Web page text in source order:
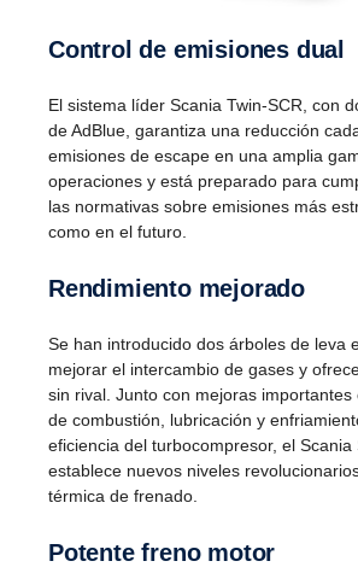
Control de emisiones dual
El sistema líder Scania Twin-SCR, con
de AdBlue, garantiza una reducción
emisiones de escape en una amplia
operaciones y está preparado para
las normativas sobre emisiones más
como en el futuro.
Rendi­miento mejorado
Se han introducido dos árboles de leva
mejorar el intercambio de gases y
sin rival. Junto con mejoras
de combustión, lubricación y
eficiencia del turbocompresor, el
establece nuevos niveles
térmica de frenado.
Potente freno motor